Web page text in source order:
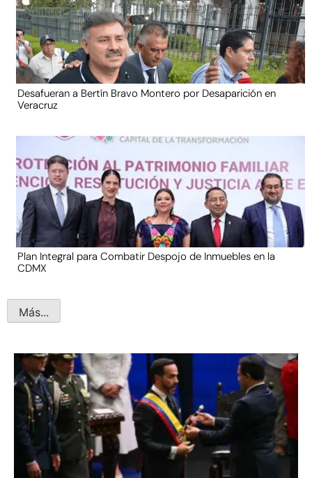
Desafueran a Bertín Bravo Montero por Desaparición en
Veracruz
Plan Integral para Combatir Despojo de Inmuebles en la
CDMX
Más...